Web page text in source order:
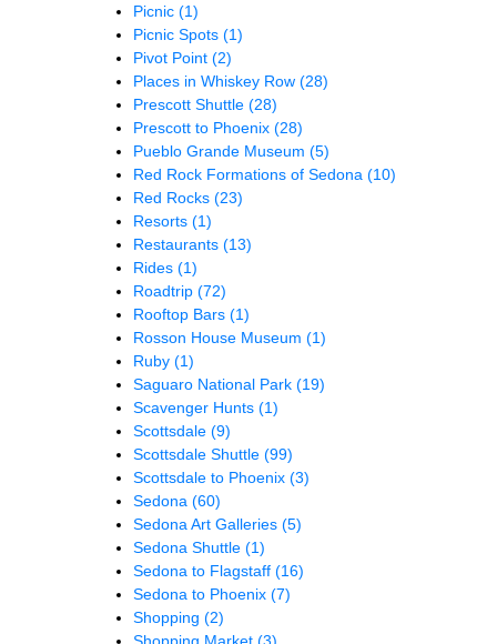
Picnic (1)
Picnic Spots (1)
Pivot Point (2)
Places in Whiskey Row (28)
Prescott Shuttle (28)
Prescott to Phoenix (28)
Pueblo Grande Museum (5)
Red Rock Formations of Sedona (10)
Red Rocks (23)
Resorts (1)
Restaurants (13)
Rides (1)
Roadtrip (72)
Rooftop Bars (1)
Rosson House Museum (1)
Ruby (1)
Saguaro National Park (19)
Scavenger Hunts (1)
Scottsdale (9)
Scottsdale Shuttle (99)
Scottsdale to Phoenix (3)
Sedona (60)
Sedona Art Galleries (5)
Sedona Shuttle (1)
Sedona to Flagstaff (16)
Sedona to Phoenix (7)
Shopping (2)
Shopping Market (3)